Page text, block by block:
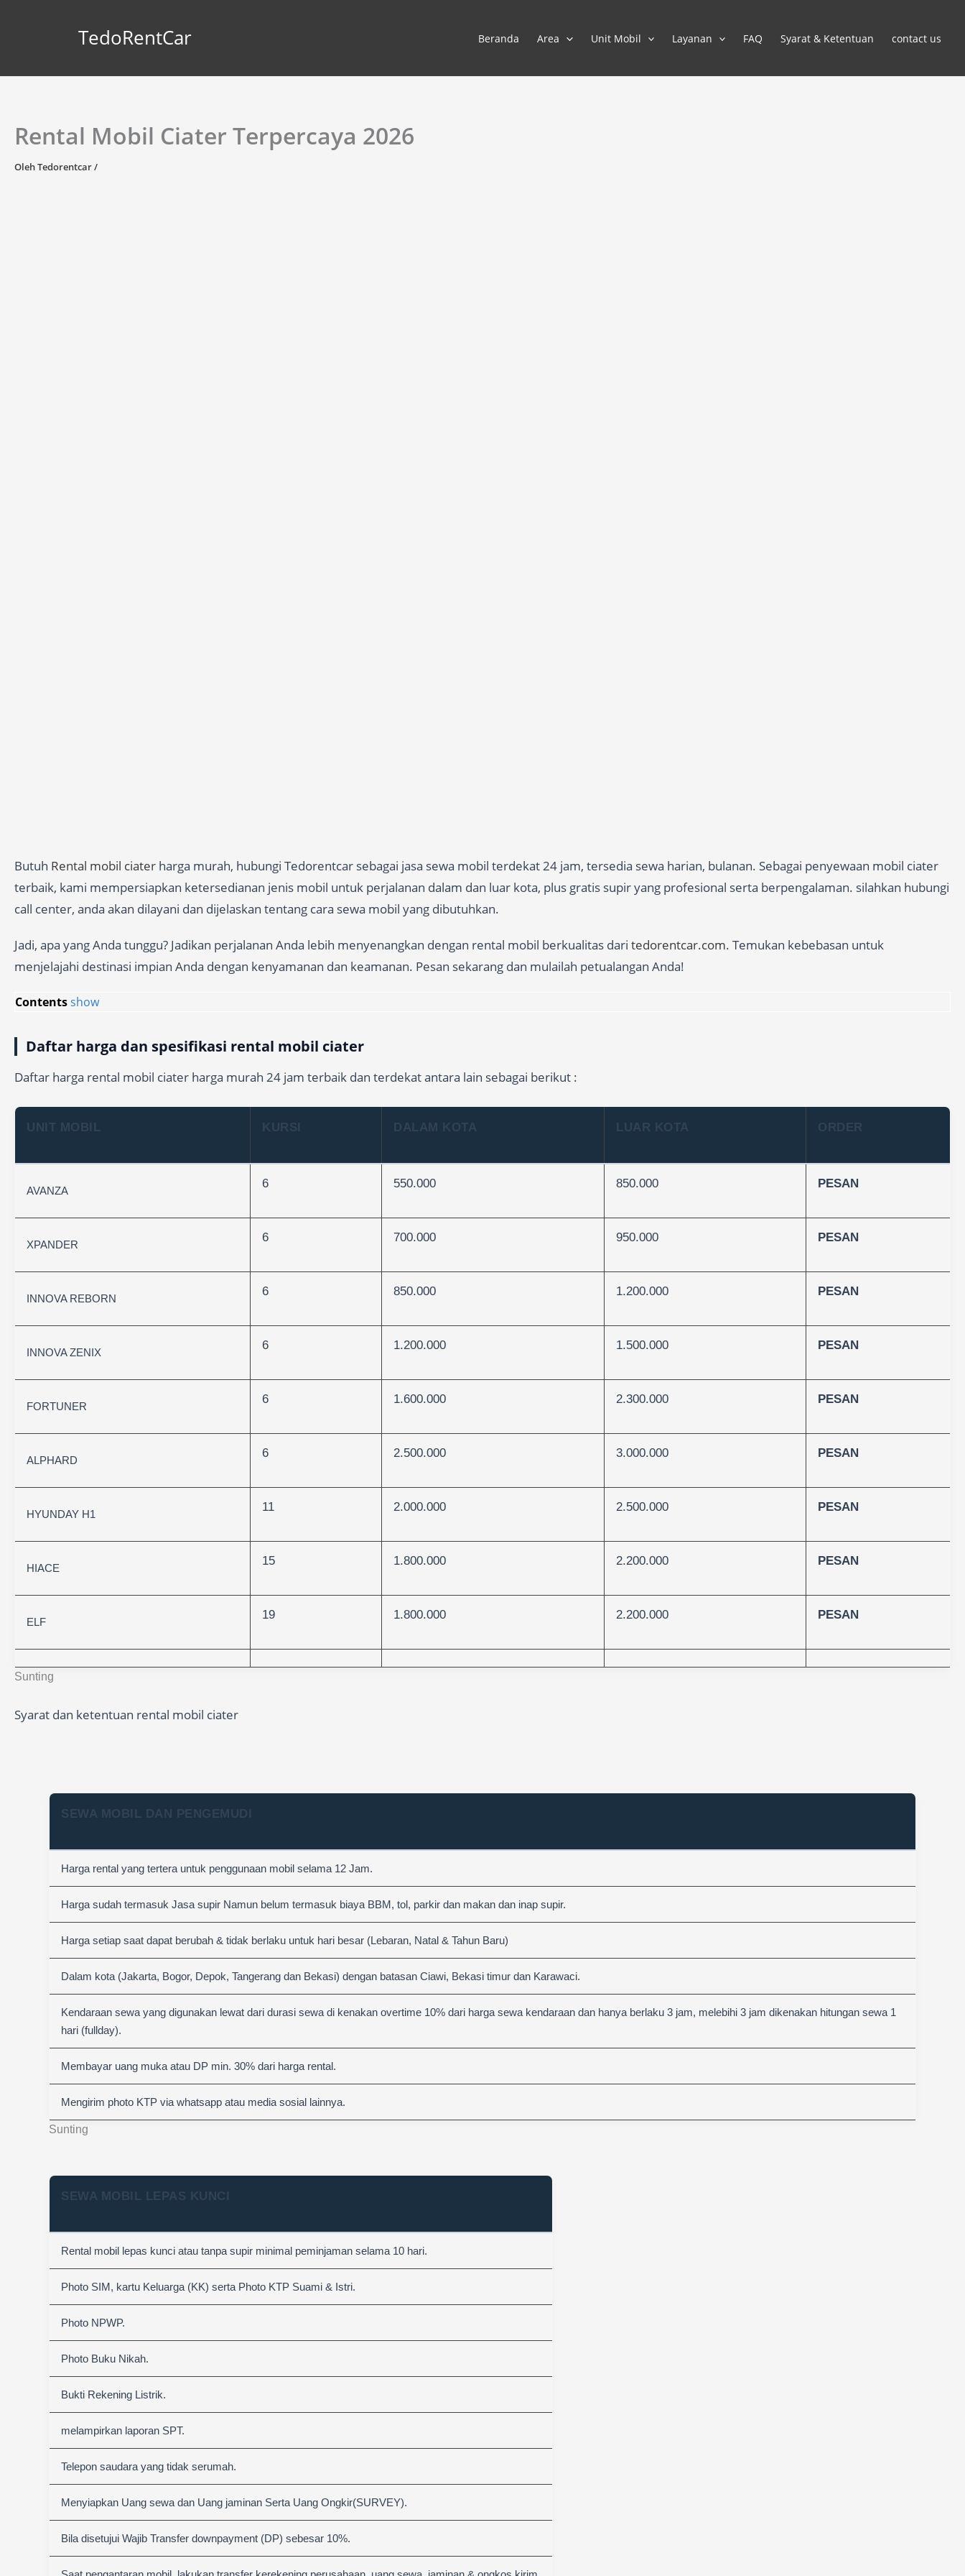
TedoRentCar Beranda Area Unit Mobil Layanan FAQ Syarat & Ketentuan contact us
Rental Mobil Ciater Terpercaya 2026
OlehTedorentcar/
Butuh Rental mobil ciater harga murah, hubungi Tedorentcar sebagai jasa sewa mobil terdekat 24 jam, tersedia sewa harian, bulanan. Sebagai penyewaan mobil ciater
terbaik, kami mempersiapkan ketersedianan jenis mobil untuk perjalanan dalam dan luar kota, plus gratis supir yang profesional serta berpengalaman. silahkan hubungi
call center, anda akan dilayani dan dijelaskan tentang cara sewa mobil yang dibutuhkan.
Jadi, apa yang Anda tunggu? Jadikan perjalanan Anda lebih menyenangkan dengan rental mobil berkualitas dari tedorentcar.com. Temukan kebebasan untuk
menjelajahi destinasi impian Anda dengan kenyamanan dan keamanan. Pesan sekarang dan mulailah petualangan Anda!
Contentsshow
Daftar harga dan spesifikasi rental mobil ciater
Daftar harga rental mobil ciater harga murah 24 jam terbaik dan terdekat antara lain sebagai berikut :
Sunting
UNIT MOBIL KURSI DALAM KOTA LUAR KOTA ORDER
AVANZA
6 550.000 850.000 PESAN
XPANDER
6 700.000 950.000 PESAN
INNOVA REBORN
6 850.000 1.200.000 PESAN
INNOVA ZENIX
6 1.200.000 1.500.000 PESAN
FORTUNER
6 1.600.000 2.300.000 PESAN
ALPHARD
6 2.500.000 3.000.000 PESAN
HYUNDAY H1
11 2.000.000 2.500.000 PESAN
HIACE
15 1.800.000 2.200.000 PESAN
ELF
19 1.800.000 2.200.000 PESAN
Syarat dan ketentuan rental mobil ciater
Sunting
SEWA MOBIL DAN PENGEMUDI
Harga rental yang tertera untuk penggunaan mobil selama 12 Jam.
Harga sudah termasuk Jasa supir Namun belum termasuk biaya BBM, tol, parkir dan makan dan inap supir.
Harga setiap saat dapat berubah & tidak berlaku untuk hari besar (Lebaran, Natal & Tahun Baru)
Dalam kota (Jakarta, Bogor, Depok, Tangerang dan Bekasi) dengan batasan Ciawi, Bekasi timur dan Karawaci.
Kendaraan sewa yang digunakan lewat dari durasi sewa di kenakan overtime 10% dari harga sewa kendaraan dan hanya berlaku 3 jam, melebihi 3 jam dikenakan hitungan sewa 1
hari (fullday).
Membayar uang muka atau DP min. 30% dari harga rental.
Mengirim photo KTP via whatsapp atau media sosial lainnya.
SEWA MOBIL LEPAS KUNCI
Rental mobil lepas kunci atau tanpa supir minimal peminjaman selama 10 hari.
Photo SIM, kartu Keluarga (KK) serta Photo KTP Suami & Istri.
Photo NPWP.
Photo Buku Nikah.
Bukti Rekening Listrik.
melampirkan laporan SPT.
Telepon saudara yang tidak serumah.
Menyiapkan Uang sewa dan Uang jaminan Serta Uang Ongkir(SURVEY).
Bila disetujui Wajib Transfer downpayment (DP) sebesar 10%.